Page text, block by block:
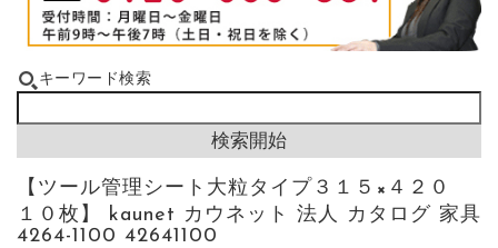
キーワード検索
【ツール管理シート大粒タイプ３１５×４２０
１０枚】 kaunet カウネット 法人 カタログ 家具
4264-1100 42641100